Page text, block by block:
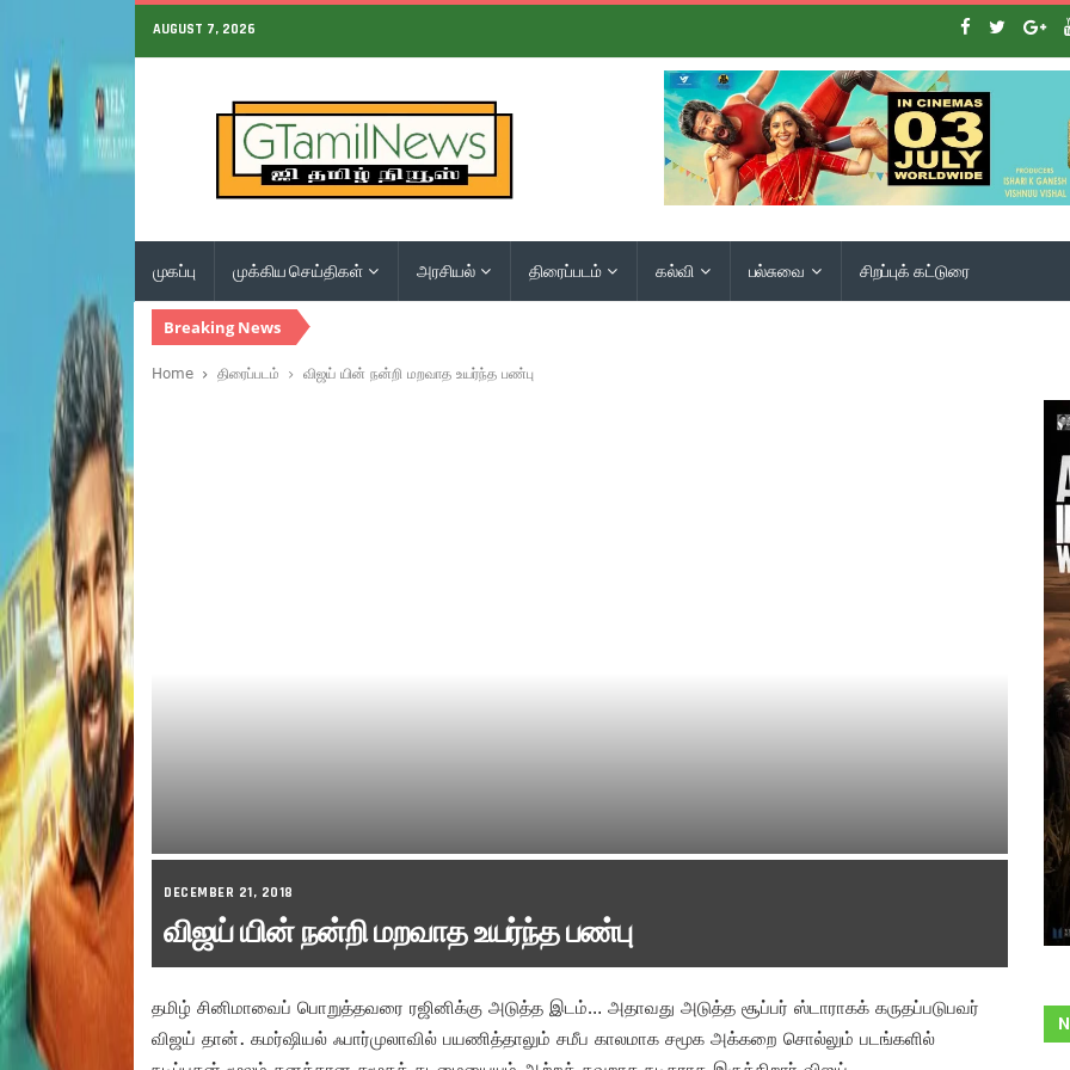
AUGUST 7, 2026
முகப்பு முக்கிய செய்திகள் அரசியல் திரைப்படம் கல்வி பல்சுவை சிறப்புக் கட்டுரை
Breaking News
Home திரைப்படம் விஜய் யின் நன்றி மறவாத உயர்ந்த பண்பு
DECEMBER 21, 2018
விஜய் யின் நன்றி மறவாத உயர்ந்த பண்பு
தமிழ் சினிமாவைப் பொறுத்தவரை ரஜினிக்கு அடுத்த இடம்… அதாவது அடுத்த சூப்பர் ஸ்டாராகக் கருதப்படுபவர்
விஜய் தான். கமர்ஷியல் ஃபார்முலாவில் பயணித்தாலும் சமீப காலமாக சமூக அக்கறை சொல்லும் படங்களில்